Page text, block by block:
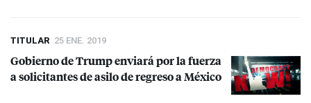
TITULAR 25 ENE. 2019
Gobierno de Trump enviará por la fuerza
a solicitantes de asilo de regreso a México